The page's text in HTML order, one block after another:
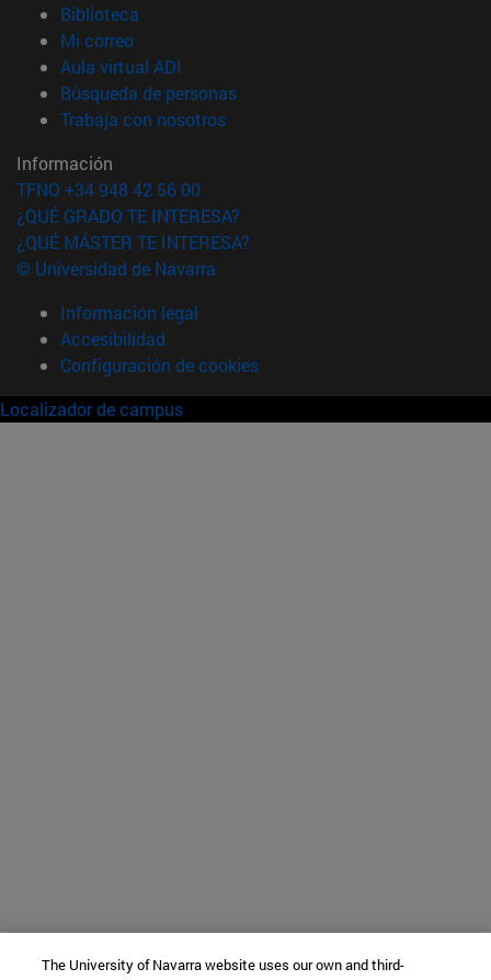
Biblioteca
Mi correo(abre en nueva ventana)
Aula virtual ADI
Búsqueda de personas(abre en nueva ventana)
Trabaja con nosotros(abre en nueva ventana)
Información
TFNO +34 948 42 56 00
¿QUÉ GRADO TE INTERESA?
¿QUÉ MÁSTER TE INTERESA?
© Universidad de Navarra
Información legal
Accesibilidad
Configuración de cookies
Localizador de campus
The University of Navarra website uses our own and third-